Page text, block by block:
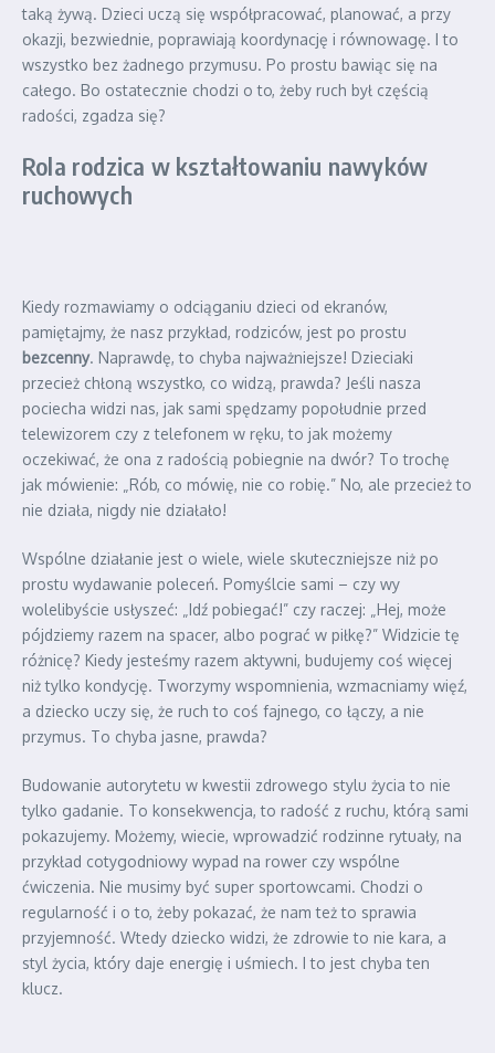
taką żywą. Dzieci uczą się współpracować, planować, a przy
okazji, bezwiednie, poprawiają koordynację i równowagę. I to
wszystko bez żadnego przymusu. Po prostu bawiąc się na
całego. Bo ostatecznie chodzi o to, żeby ruch był częścią
radości, zgadza się?
Rola rodzica w kształtowaniu nawyków
ruchowych
Kiedy rozmawiamy o odciąganiu dzieci od ekranów,
pamiętajmy, że nasz przykład, rodziców, jest po prostu
bezcenny. Naprawdę, to chyba najważniejsze! Dzieciaki
przecież chłoną wszystko, co widzą, prawda? Jeśli nasza
pociecha widzi nas, jak sami spędzamy popołudnie przed
telewizorem czy z telefonem w ręku, to jak możemy
oczekiwać, że ona z radością pobiegnie na dwór? To trochę
jak mówienie: „Rób, co mówię, nie co robię.” No, ale przecież to
nie działa, nigdy nie działało!
Wspólne działanie jest o wiele, wiele skuteczniejsze niż po
prostu wydawanie poleceń. Pomyślcie sami – czy wy
wolelibyście usłyszeć: „Idź pobiegać!” czy raczej: „Hej, może
pójdziemy razem na spacer, albo pograć w piłkę?” Widzicie tę
różnicę? Kiedy jesteśmy razem aktywni, budujemy coś więcej
niż tylko kondycję. Tworzymy wspomnienia, wzmacniamy więź,
a dziecko uczy się, że ruch to coś fajnego, co łączy, a nie
przymus. To chyba jasne, prawda?
Budowanie autorytetu w kwestii zdrowego stylu życia to nie
tylko gadanie. To konsekwencja, to radość z ruchu, którą sami
pokazujemy. Możemy, wiecie, wprowadzić rodzinne rytuały, na
przykład cotygodniowy wypad na rower czy wspólne
ćwiczenia. Nie musimy być super sportowcami. Chodzi o
regularność i o to, żeby pokazać, że nam też to sprawia
przyjemność. Wtedy dziecko widzi, że zdrowie to nie kara, a
styl życia, który daje energię i uśmiech. I to jest chyba ten
klucz.